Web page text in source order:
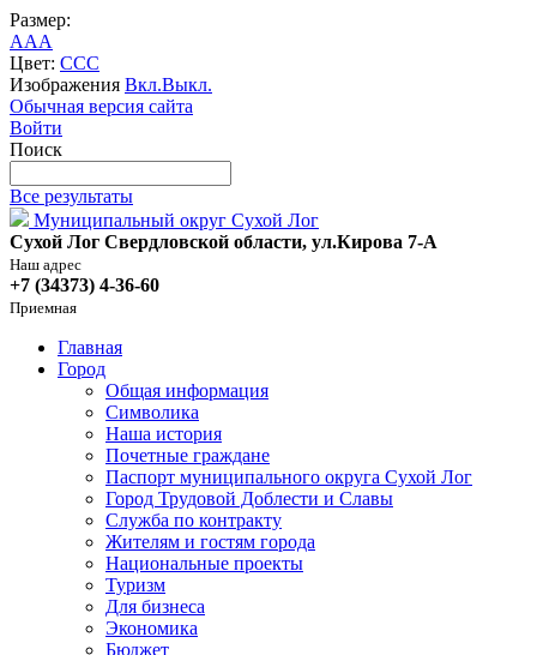
Размер:
AAA
Цвет: CCC
Изображения Вкл.Выкл.
Обычная версия сайта
Войти
Поиск
Все результаты
Муниципальный округ Сухой Лог
Сухой Лог Свердловской области, ул.Кирова 7-А
Наш адрес
+7 (34373) 4-36-60
Приемная
Главная
Город
Общая информация
Символика
Наша история
Почетные граждане
Паспорт муниципального округа Сухой Лог
Город Трудовой Доблести и Славы
Служба по контракту
Жителям и гостям города
Национальные проекты
Туризм
Для бизнеса
Экономика
Бюджет